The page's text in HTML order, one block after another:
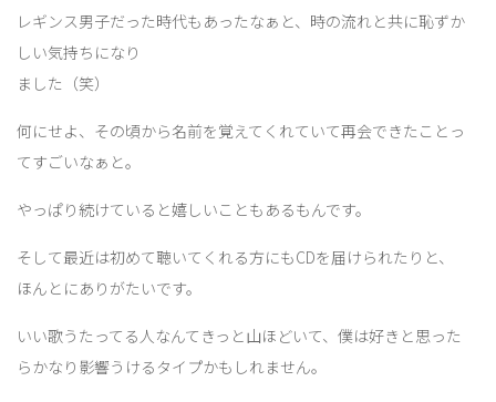
レギンス男子だった時代もあったなぁと、時の流れと共に恥ずか
しい気持ちになり
ました（笑）
何にせよ、その頃から名前を覚えてくれていて再会できたことっ
てすごいなぁと。
やっぱり続けていると嬉しいこともあるもんです。
そして最近は初めて聴いてくれる方にもCDを届けられたりと、
ほんとにありがたいです。
いい歌うたってる人なんてきっと山ほどいて、僕は好きと思った
らかなり影響うけるタイプかもしれません。